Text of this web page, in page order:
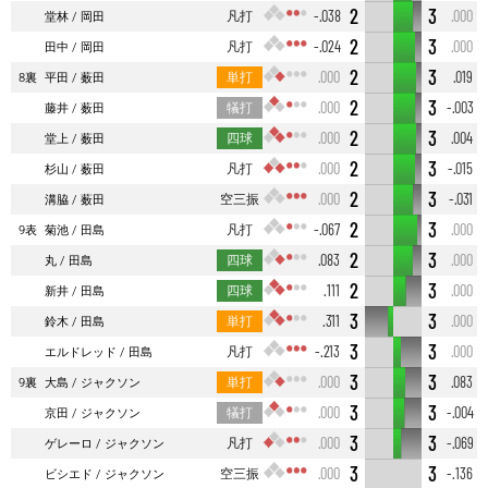
堂林
岡田 凡打 -.038 2 3
.000
田中
岡田 凡打 -.024 2 3
.000
8裏 平田 薮田 単打 .000 2 3
.019
藤井
薮田 犠打 .000 2 3 -.003
堂上
薮田 四球 .000 2 3
.004
杉山
薮田 凡打 .000 2 3
-.015
溝脇
薮田 空三振 .000 2 3
-.031
9表 菊池 田島 凡打 -.067 2 3
.000
丸
田島 四球 .083 2 3
.000
新井
田島 四球 .111 2 3
.000
鈴木
田島 単打 .311 3 3
.000
エルドレッド
田島 凡打 -.213 3 3
.000
9裏 大島 ジャクソン 単打 .000 3 3
.083
京田
ジャクソン 犠打 .000 3 3 -.004
ゲレーロ
ジャクソン 凡打 .000 3 3 -.069
ビシエド
ジャクソン 空三振 .000 3 3 -.136